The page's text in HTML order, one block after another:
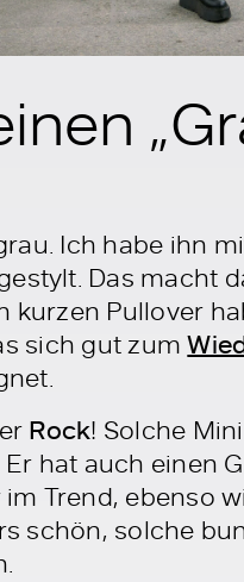
Ich habe ihn
Das macht
kurzen Pullover
sich gut zum
Rock! Solche
hat auch einen
Trend, ebenso
schön, solche